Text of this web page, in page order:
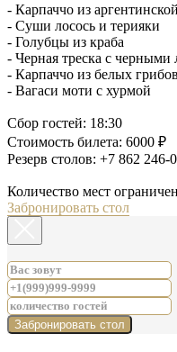
- Карпаччо из
- Суши лосось и терияки
- Голубцы из краба
- Черная треска с
- Карпаччо из белых
- Вагаси моти с хурмой
Сбор гостей: 18:30
Стоимость билета: 6000 ₽
Резерв столов: +7 862 246-
Количество мест
Забронировать стол
Забронировать стол